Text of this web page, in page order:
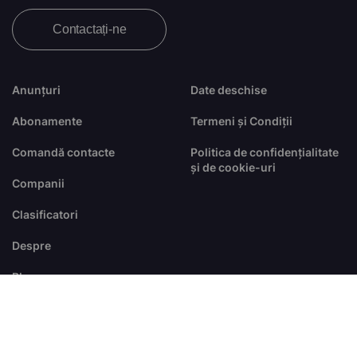
Anunțuri
Abonamente
Comandă contacte
Companii
Clasificatori
Despre
Blog
Date deschise
Termeni și Condiții
Politica de confidențialitate
și de cookie-uri
Contactați-ne